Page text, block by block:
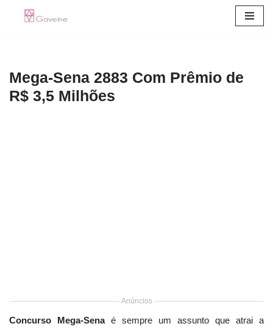
conteúdo
Mega-Sena 2883 Com Prêmio de
R$ 3,5 Milhões
Anúncios
Concurso Mega-Senaé sempre um assunto que atrai a